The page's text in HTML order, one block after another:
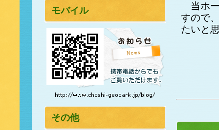
当ホー
すので
たいと
モバイル
その他